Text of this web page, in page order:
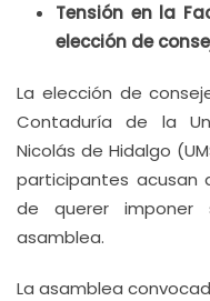
Tensión en la
elección de
La elección de
Contaduría de la
Nicolás de Hidalgo
participantes acusan
de querer imponer
asamblea.
La asamblea